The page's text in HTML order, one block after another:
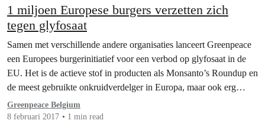
1 miljoen Europese burgers verzetten zich
tegen glyfosaat
Samen met verschillende andere organisaties lanceert Greenpeace
een Europees burgerinitiatief voor een verbod op glyfosaat in de
EU. Het is de actieve stof in producten als Monsanto’s Roundup en
de meest gebruikte onkruidverdelger in Europa, maar ook erg
omstreden want schadelijk voor mens en milieu.
Greenpeace Belgium
8 februari 2017
1 min read